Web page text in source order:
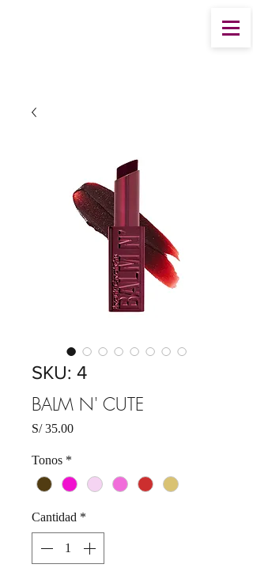
SKU: 4
BALM N' CUTE
S/ 35.00Precio
Tonos *
Cantidad *